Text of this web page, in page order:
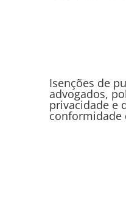
Isenções de
advogados,
privacidade e
conformidade